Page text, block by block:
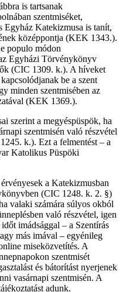
is tartsanak
szentmiséket,
Egyház Katekizmusa is tanít,
középpontja (KEK 1343.).
populo módon
Egyházi Törvénykönyv
(CIC 1309. k.). A híveket
be a szent
minden szentmisében az
(KEK 1369.).
szerint a megyéspüspök, ha
szentmisén való részvétel
k.). Ezt a felmentést – a
Katolikus Püspöki
a Katekizmusban
(CIC 1248. k. 2. §)
valaki számára súlyos okból
való részvétel, igen
imádsággal – a Szentírás
más imával – egyénileg
miseközvetítés. A
szentmisét
és bátorítást nyerjenek
vasárnapi szentmisén. A
adunk.